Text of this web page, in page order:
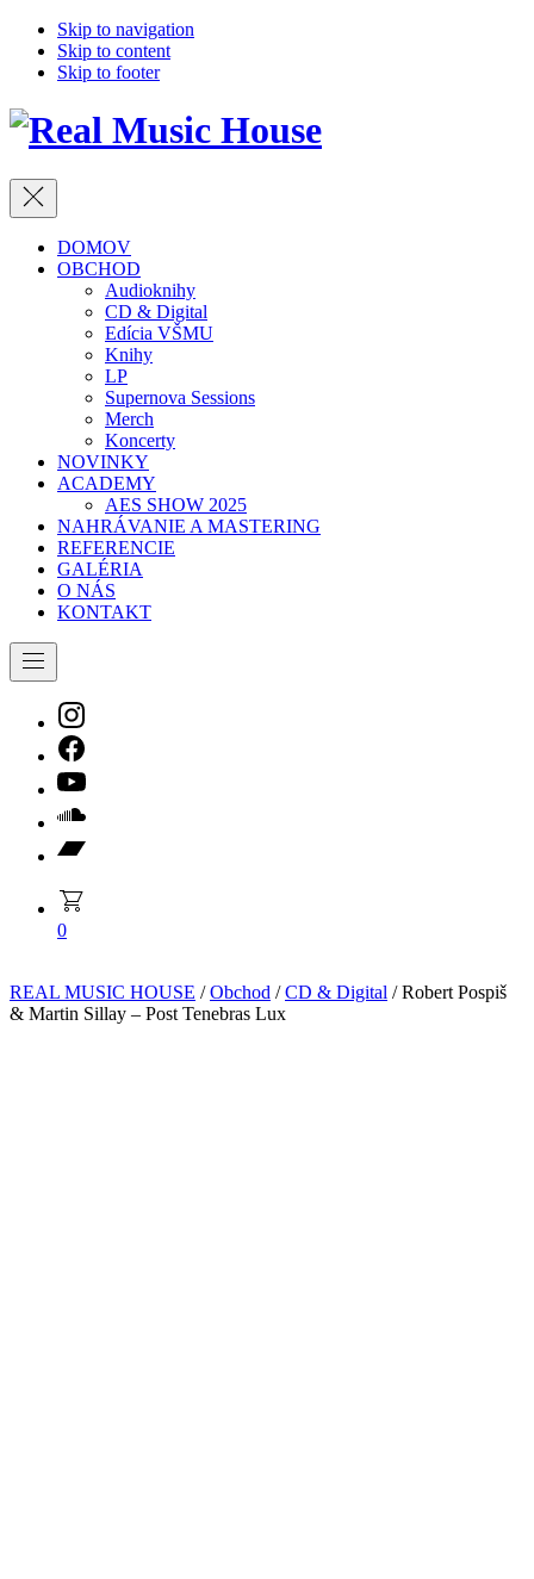
Skip to navigation
Skip to content
Skip to footer
Close
DOMOV
OBCHOD
Audioknihy
CD & Digital
Edícia VŠMU
Knihy
LP
Supernova Sessions
Merch
Koncerty
NOVINKY
ACADEMY
AES SHOW 2025
NAHRÁVANIE A MASTERING
REFERENCIE
GALÉRIA
O NÁS
KONTAKT
Navigation
New
Window
New
Window
New
New
Window
0products
cart
REAL MUSIC HOUSE /Obchod /CD & Digital / Robert Pospiš
& Martin Sillay – Post Tenebras Lux